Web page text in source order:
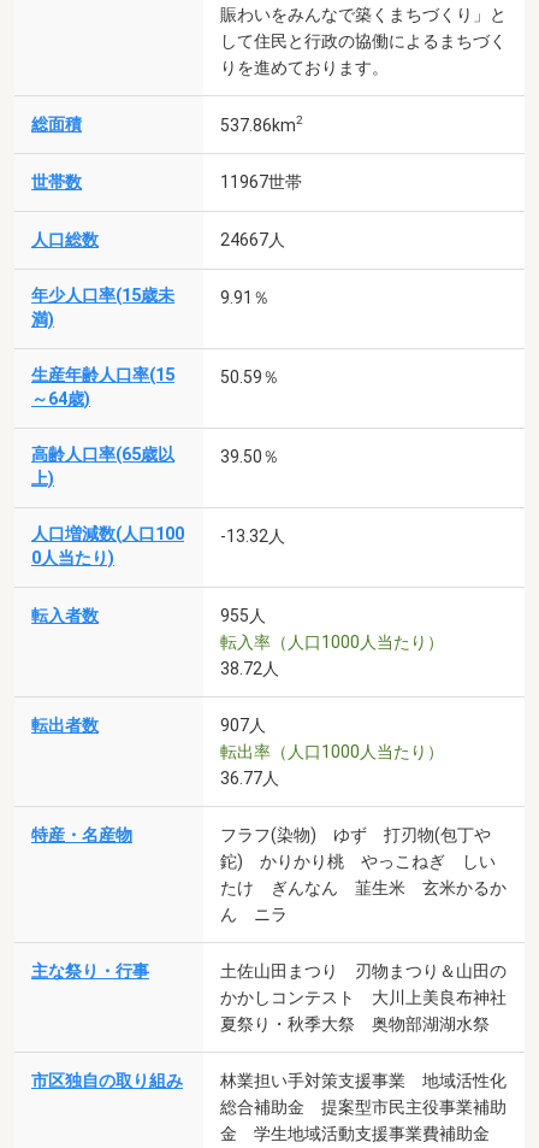
賑わいをみんなで築くまちづくり」と
して住民と行政の協働によるまちづく
りを進めております。
総面積 537.86km2
世帯数 11967世帯
人口総数 24667人
年少人口率(15歳未
満)
9.91％
生産年齢人口率(15
～64歳)
50.59％
高齢人口率(65歳以
上)
39.50％
人口増減数(人口100
0人当たり)
-13.32人
転入者数
955人
転入率（人口1000人当たり）
38.72人
転出者数
907人
転出率（人口1000人当たり）
36.77人
特産・名産物
フラフ(染物) ゆず 打刃物(包丁や
鉈) かりかり桃 やっこねぎ しい
たけ ぎんなん 韮生米 玄米かるか
ん ニラ
主な祭り・行事
土佐山田まつり 刃物まつり＆山田の
かかしコンテスト 大川上美良布神社
夏祭り・秋季大祭 奥物部湖湖水祭
市区独自の取り組み
林業担い手対策支援事業 地域活性化
総合補助金 提案型市民主役事業補助
金 学生地域活動支援事業費補助金